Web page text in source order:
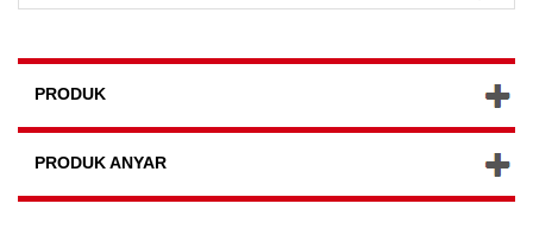
PRODUK
PRODUK ANYAR